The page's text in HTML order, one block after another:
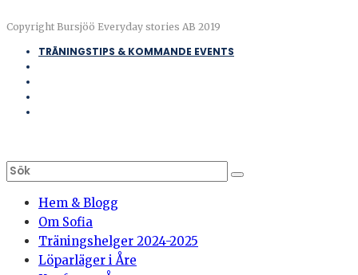
Copyright Bursjöö Everyday stories AB 2019
TRÄNINGSTIPS & KOMMANDE EVENTS
Hem & Blogg
Om Sofia
Träningshelger 2024-2025
Löparläger i Åre